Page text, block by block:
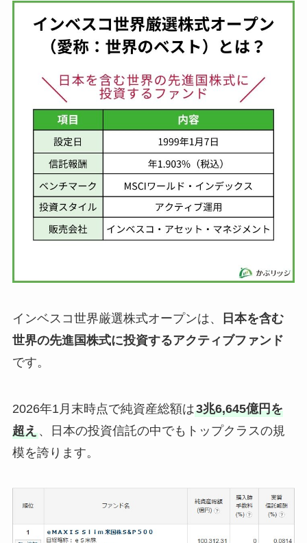
インベスコ世界厳選株式オープンは、
日本を含む
世界の先進国株式に投資するアクティブファンド
です。
2026年1月末時点で純資産総額は3兆6,645億円を
超え、日本の投資信託の中でもトップクラスの規
模を誇ります。